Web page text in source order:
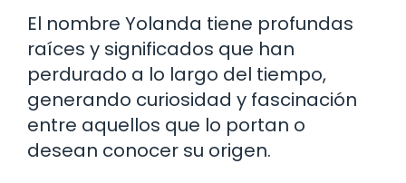
El nombre Yolanda tiene profundas
raíces y significados que han
perdurado a lo largo del tiempo,
generando curiosidad y fascinación
entre aquellos que lo portan o
desean conocer su origen.